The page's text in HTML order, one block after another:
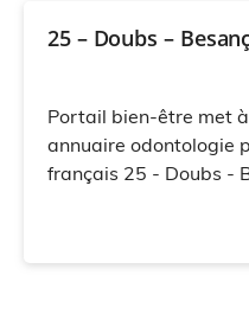
25 – Doubs –
Portail bien-être met
annuaire odontologie
français 25 - Doubs -